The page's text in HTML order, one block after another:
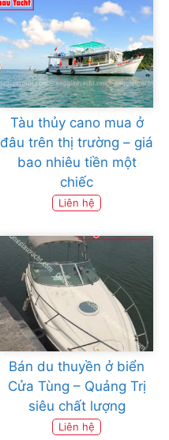
Tàu thủy cano mua ở
đâu trên thị trường – giá
bao nhiêu tiền một
chiếc
Liên hệ
Bán du thuyền ở biển
Cửa Tùng – Quảng Trị
siêu chất lượng
Liên hệ